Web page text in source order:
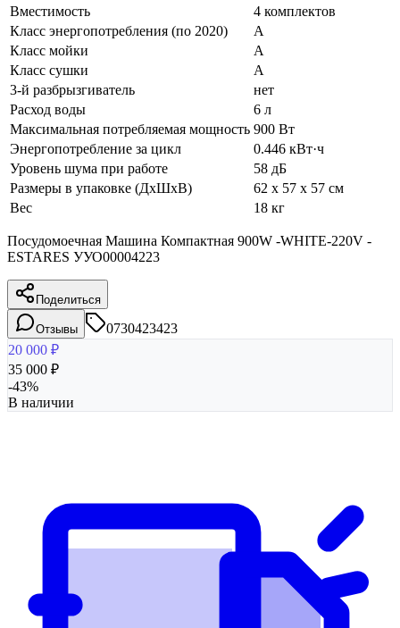
Вместимость
4 комплектов
Класс энергопотребления (по 2020)
A
Класс мойки
A
Класс сушки
A
3-й разбрызгиватель
нет
Расход воды
6 л
Максимальная потребляемая мощность 900 Вт
Энергопотребление за цикл
0.446 кВт·ч
Уровень шума при работе
58 дБ
Размеры в упаковке (ДхШхВ)
62 x 57 x 57 см
Вес
18 кг
Посудомоечная Машина Компактная 900W -WHITE-220V -
ESTARES УУО00004223
Поделиться
Отзывы
0730423423
20 000 ₽
35 000 ₽
-43%
В наличии